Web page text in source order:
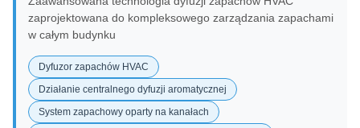
zaprojektowana do kompleksowego zarządzania zapachami
w całym budynku
Dyfuzor zapachów HVAC
Działanie centralnego dyfuzji aromatycznej
System zapachowy oparty na kanałach